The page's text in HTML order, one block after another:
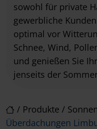
/ Produkte /
Überdachungen
sowohl für private
gewerbliche
optimal vor
Schnee, Wind,
und genießen Sie
jenseits der